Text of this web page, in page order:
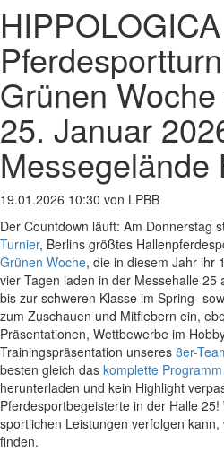
Grünen
25. Januar
Messegelände
19.01.2026 10:30 von LPBB
Der Countdown läuft: Am Donnerstag
Turnier, Berlins größtes
Grünen Woche, die in diesem Jahr ihr
vier Tagen laden in der Messehalle 25
bis zur schweren Klasse im Spring-
zum Zuschauen und Mitfiebern ein,
Präsentationen, Wettbewerbe im
Trainingspräsentation unseres 8er-
besten gleich das komplette
herunterladen und kein Highlight
Pferdesportbegeisterte in der Halle
sportlichen Leistungen verfolgen kann,
finden.